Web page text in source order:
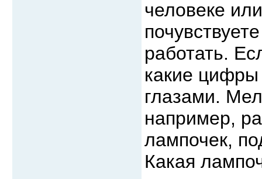
человеке
работать.
какие цифры
глазами.
например,
лампочек,
Какая